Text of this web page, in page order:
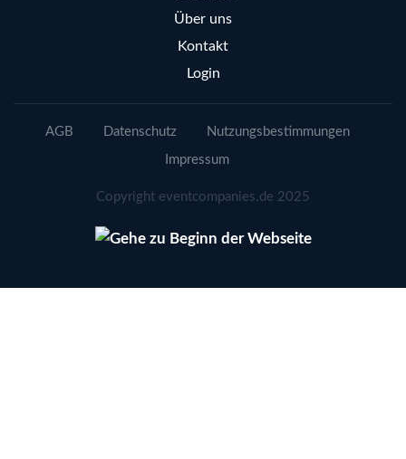
Über uns
Kontakt
Login
AGB Datenschutz Nutzungsbestimmungen
Impressum
Copyright eventcompanies.de 2025